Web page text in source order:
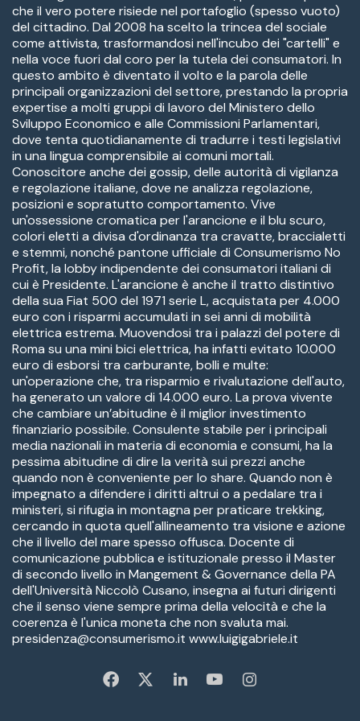
che il vero potere risiede nel portafoglio (spesso vuoto)
del cittadino. Dal 2008 ha scelto la trincea del sociale
come attivista, trasformandosi nell'incubo dei "cartelli" e
nella voce fuori dal coro per la tutela dei consumatori. In
questo ambito è diventato il volto e la parola delle
principali organizzazioni del settore, prestando la propria
expertise a molti gruppi di lavoro del Ministero dello
Sviluppo Economico e alle Commissioni Parlamentari,
dove tenta quotidianamente di tradurre i testi legislativi
in una lingua comprensibile ai comuni mortali.
Conoscitore anche dei gossip, delle autorità di vigilanza
e regolazione italiane, dove ne analizza regolazione,
posizioni e sopratutto comportamento. Vive
un'ossessione cromatica per l'arancione e il blu scuro,
colori eletti a divisa d'ordinanza tra cravatte, braccialetti
e stemmi, nonché pantone ufficiale di Consumerismo No
Profit, la lobby indipendente dei consumatori italiani di
cui è Presidente. L'arancione è anche il tratto distintivo
della sua Fiat 500 del 1971 serie L, acquistata per 4.000
euro con i risparmi accumulati in sei anni di mobilità
elettrica estrema. Muovendosi tra i palazzi del potere di
Roma su una mini bici elettrica, ha infatti evitato 10.000
euro di esborsi tra carburante, bolli e multe:
un'operazione che, tra risparmio e rivalutazione dell'auto,
ha generato un valore di 14.000 euro. La prova vivente
che cambiare un’abitudine è il miglior investimento
finanziario possibile. Consulente stabile per i principali
media nazionali in materia di economia e consumi, ha la
pessima abitudine di dire la verità sui prezzi anche
quando non è conveniente per lo share. Quando non è
impegnato a difendere i diritti altrui o a pedalare tra i
ministeri, si rifugia in montagna per praticare trekking,
cercando in quota quell'allineamento tra visione e azione
che il livello del mare spesso offusca. Docente di
comunicazione pubblica e istituzionale presso il Master
di secondo livello in Mangement & Governance della PA
dell'Università Niccolò Cusano, insegna ai futuri dirigenti
che il senso viene sempre prima della velocità e che la
coerenza è l'unica moneta che non svaluta mai.
presidenza@consumerismo.it www.luigigabriele.it